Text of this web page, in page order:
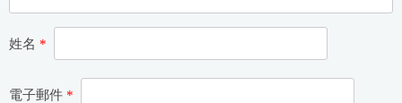
姓名 *
電子郵件 *